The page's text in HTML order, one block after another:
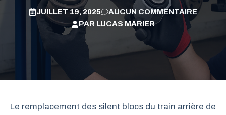
JUILLET 19, 2025
AUCUN COMMENTAIRE
PAR LUCAS MARIER
Le remplacement des silent blocs du train arrière de